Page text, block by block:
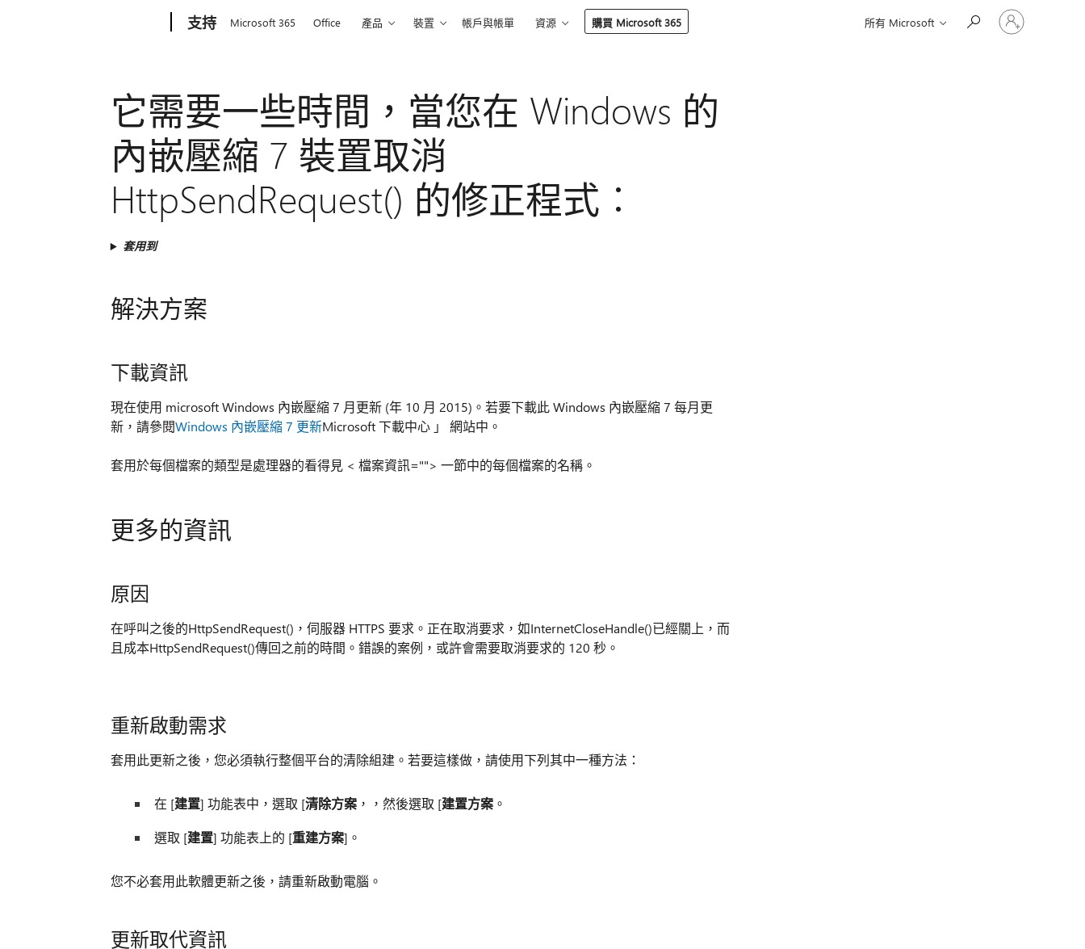
支持 Microsoft 365 Office 產品 裝置 帳戶與帳單 資源 購買 Microsoft 365 所有 Microsoft
登
入
它需要一些時間，當您在 Windows 的
內嵌壓縮 7 裝置取消
HttpSendRequest() 的修正程式︰
套用到
解決方案
下載資訊
現在使用 microsoft Windows 內嵌壓縮 7 月更新 (年 10 月 2015)。若要下載此 Windows 內嵌壓縮 7 每月更
新，請參閱Windows 內嵌壓縮 7 更新Microsoft 下載中心 」 網站中。
套用於每個檔案的類型是處理器的看得見 < 檔案資訊=""> 一節中的每個檔案的名稱。
更多的資訊
原因
在呼叫之後的HttpSendRequest()，伺服器 HTTPS 要求。正在取消要求，如InternetCloseHandle()已經關上，而
且成本HttpSendRequest()傳回之前的時間。錯誤的案例，或許會需要取消要求的 120 秒。
重新啟動需求
套用此更新之後，您必須執行整個平台的清除組建。若要這樣做，請使用下列其中一種方法：
在 [建置] 功能表中，選取 [清除方案，，然後選取 [建置方案。
選取 [建置] 功能表上的 [重建方案]。
您不必套用此軟體更新之後，請重新啟動電腦。
更新取代資訊